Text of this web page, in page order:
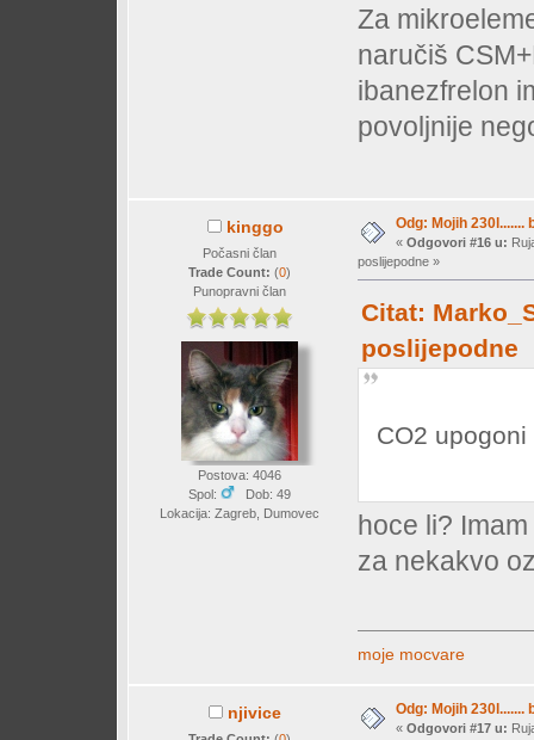
Za
naručiš
ibanezfrelon
povoljnije
kinggo
Počasni član
Trade Count: (0)
Punopravni član
Postova: 4046
Spol:
Dob: 49
Lokacija: Zagreb, Dumovec
Odg: Mojih 230l.......
« Odgovori #16 u:
poslijepodne »
Citat:
poslijepodne
CO2
hoce li?
za nekakvo
moje mocvare
njivice Odg: Mojih 230l.......
« Odgovori #17 u: